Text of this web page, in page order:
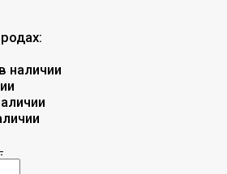
наличии